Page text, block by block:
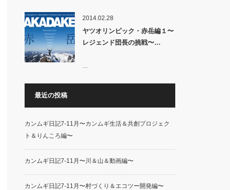
2014.02.28
ヤツオリンピック・赤岳編１〜
レジェンド団長の挑戦〜…
最近の投稿
カンムギ日記7-11月〜カンムギ生活＆共創プロジェク
ト＆りんころ編〜
カンムギ日記7-11月〜川＆山＆動画編〜
カンムギ日記7-11月〜村づくり＆エコツー開発編〜